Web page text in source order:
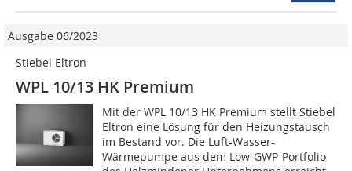
Ausgabe 06/2023
Stiebel Eltron
WPL 10/13 HK Premium
Mit der WPL 10/13 HK Premium stellt Stiebel
Eltron eine Lösung für den Heizungstausch
im Bestand vor. Die Luft-Wasser-
Wärmepumpe aus dem Low-GWP-Portfolio